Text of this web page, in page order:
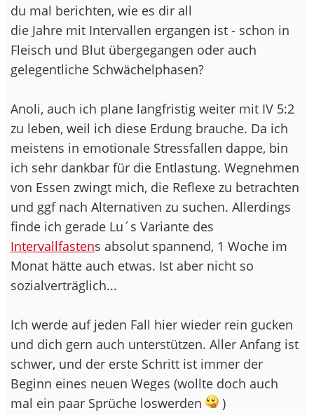
du mal berichten, wie es dir all
die Jahre mit Intervallen ergangen ist - schon in
Fleisch und Blut übergegangen oder auch
gelegentliche Schwächelphasen?
Anoli, auch ich plane langfristig weiter mit IV 5:2
zu leben, weil ich diese Erdung brauche. Da ich
meistens in emotionale Stressfallen dappe, bin
ich sehr dankbar für die Entlastung. Wegnehmen
von Essen zwingt mich, die Reflexe zu betrachten
und ggf nach Alternativen zu suchen. Allerdings
finde ich gerade Lu´s Variante des
Intervallfastens absolut spannend, 1 Woche im
Monat hätte auch etwas. Ist aber nicht so
sozialverträglich...
Ich werde auf jeden Fall hier wieder rein gucken
und dich gern auch unterstützen. Aller Anfang ist
schwer, und der erste Schritt ist immer der
Beginn eines neuen Weges (wollte doch auch
mal ein paar Sprüche loswerden
)